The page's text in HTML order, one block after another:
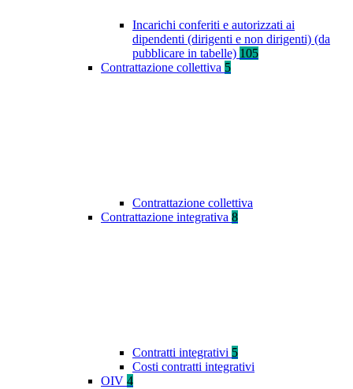
Incarichi conferiti e autorizzati ai
dipendenti (dirigenti e non dirigenti) (da
pubblicare in tabelle) 105
Contrattazione collettiva 5
Contrattazione collettiva
Contrattazione integrativa 8
Contratti integrativi 5
Costi contratti integrativi
OIV 4